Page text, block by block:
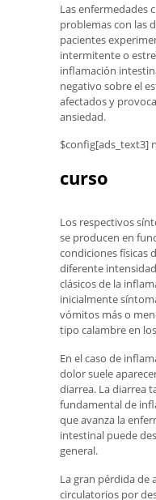
Las enfermedades
problemas con las
pacientes
intermitente o
inflamación
negativo sobre el
afectados y
ansiedad.
$config[ads_text3]
curso
Los respectivos
se producen en
condiciones físicas
diferente
clásicos de la
inicialmente
vómitos más o
tipo calambre en
En el caso de
dolor suele
diarrea. La diarrea
fundamental de
que avanza la
intestinal puede
general.
La gran pérdida de
circulatorios por